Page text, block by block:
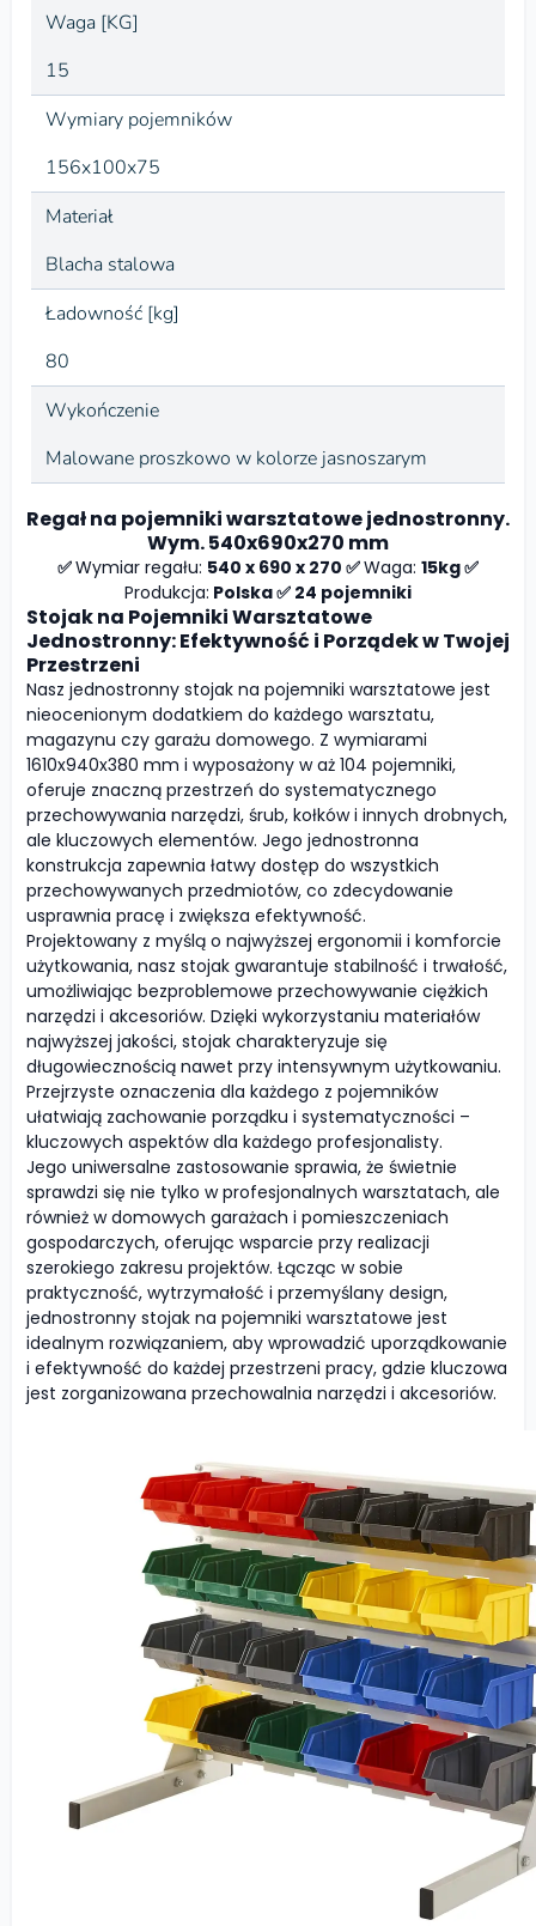
Waga [KG]
15
Wymiary pojemników
156x100x75
Materiał
Blacha stalowa
Ładowność [kg]
80
Wykończenie
Malowane proszkowo w kolorze jasnoszarym
Regał na pojemniki warsztatowe jednostronny.
Wym. 540x690x270 mm
✅Wymiar regału: 540 x 690 x 270 ✅Waga: 15kg ✅
Produkcja: Polska ✅ 24 pojemniki
Stojak na Pojemniki Warsztatowe
Jednostronny: Efektywność i Porządek w Twojej
Przestrzeni
Nasz jednostronny stojak na pojemniki warsztatowe jest
nieocenionym dodatkiem do każdego warsztatu,
magazynu czy garażu domowego. Z wymiarami
1610x940x380 mm i wyposażony w aż 104 pojemniki,
oferuje znaczną przestrzeń do systematycznego
przechowywania narzędzi, śrub, kołków i innych drobnych,
ale kluczowych elementów. Jego jednostronna
konstrukcja zapewnia łatwy dostęp do wszystkich
przechowywanych przedmiotów, co zdecydowanie
usprawnia pracę i zwiększa efektywność.
Projektowany z myślą o najwyższej ergonomii i komforcie
użytkowania, nasz stojak gwarantuje stabilność i trwałość,
umożliwiając bezproblemowe przechowywanie ciężkich
narzędzi i akcesoriów. Dzięki wykorzystaniu materiałów
najwyższej jakości, stojak charakteryzuje się
długowiecznością nawet przy intensywnym użytkowaniu.
Przejrzyste oznaczenia dla każdego z pojemników
ułatwiają zachowanie porządku i systematyczności –
kluczowych aspektów dla każdego profesjonalisty.
Jego uniwersalne zastosowanie sprawia, że świetnie
sprawdzi się nie tylko w profesjonalnych warsztatach, ale
również w domowych garażach i pomieszczeniach
gospodarczych, oferując wsparcie przy realizacji
szerokiego zakresu projektów. Łącząc w sobie
praktyczność, wytrzymałość i przemyślany design,
jednostronny stojak na pojemniki warsztatowe jest
idealnym rozwiązaniem, aby wprowadzić uporządkowanie
i efektywność do każdej przestrzeni pracy, gdzie kluczowa
jest zorganizowana przechowalnia narzędzi i akcesoriów.